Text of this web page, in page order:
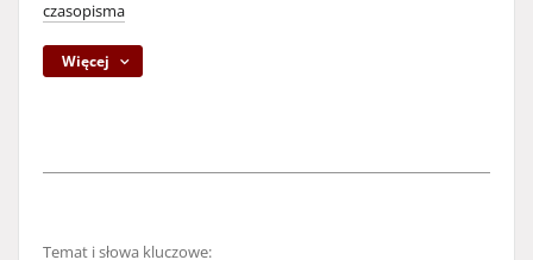
czasopisma
Więcej
Temat i słowa kluczowe: